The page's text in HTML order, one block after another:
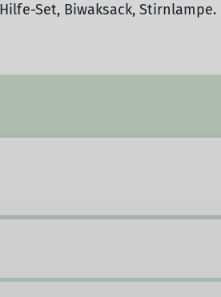
Set, Biwaksack, Stirnlampe.